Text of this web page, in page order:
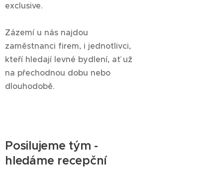
exclusive.
Zázemí u nás najdou
zaměstnanci firem, i jednotlivci,
kteří hledají levné bydlení, ať už
na přechodnou dobu nebo
dlouhodobě.
Posilujeme tým -
hledáme recepční